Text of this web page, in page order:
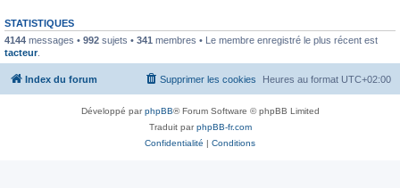
STATISTIQUES
4144 messages • 992 sujets • 341 membres • Le membre enregistré le plus récent est
tacteur.
Index du forum Heures au format UTC+02:00
Supprimer les cookies
Développé parphpBB® Forum Software © phpBB Limited
Traduit parphpBB-fr.com
Confidentialité | Conditions